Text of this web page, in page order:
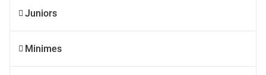
Juniors
Minimes